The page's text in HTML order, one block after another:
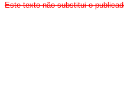
Este texto não substitui o